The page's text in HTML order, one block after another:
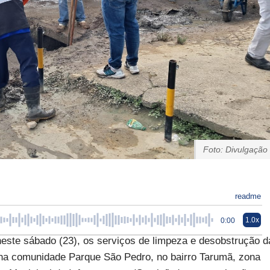
Foto: Divulgação
readme
0:00 1.0x
sábado (23), os serviços de limpeza e desobstrução
comunidade Parque São Pedro, no bairro Tarumã, zona